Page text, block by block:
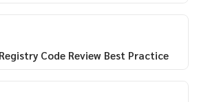
Code Review Best Practice